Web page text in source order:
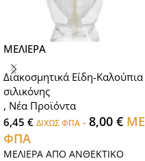
ΜΕΛΙΕΡΑ
Διακοσμητικά Είδη-Καλούπια
σιλικόνης
, Νέα Προϊόντα
6,45 € ΔΙΧΩΣ ΦΠΑ - 8,00 € ΜΕ
ΦΠΑ
ΜΕΛΙΕΡΑ ΑΠΟ ΑΝΘΕΚΤΙΚΟ